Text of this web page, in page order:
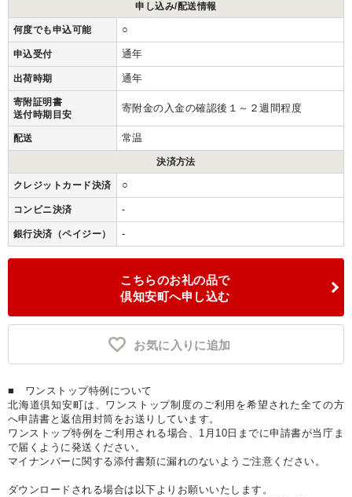
申し込み/配送情報
何度でも申込可能 ○
申込受付 通年
出荷時期 通年
寄附証明書
送付時期目安
寄附金の入金の確認後１～２週間程度
配送 常温
決済方法
クレジットカード決済 ○
コンビニ決済 -
銀行決済（ペイジー） -
こちらのお礼の品で
倶知安町へ申し込む
お気に入りに追加
■ ワンストップ特例について
北海道倶知安町は、ワンストップ制度のご利用を希望された全ての方
へ申請書と返信用封筒をお送りしています。
ワンストップ特例をご利用される場合、1月10日までに申請書が当庁ま
で届くように発送ください。
マイナンバーに関する添付書類に漏れのないようご注意ください。
ダウンロードされる場合は以下よりお願いいたします。